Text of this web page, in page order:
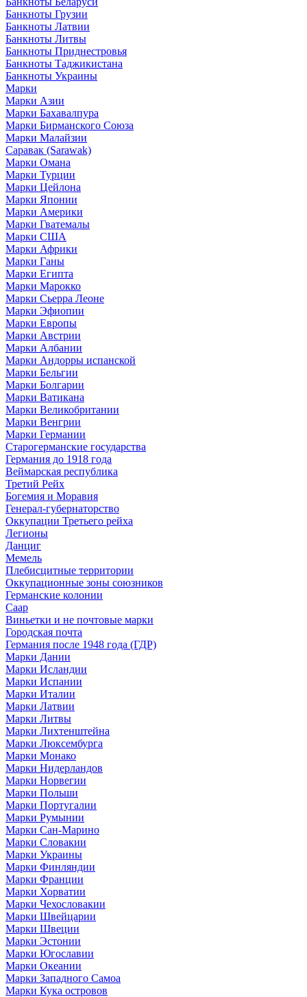
Банкноты Грузии
Банкноты Латвии
Банкноты Литвы
Банкноты Приднестровья
Банкноты Таджикистана
Банкноты Украины
Марки
Марки Азии
Марки Бахавалпура
Марки Бирманского Союза
Марки Малайзии
Саравак (Sarawak)
Марки Омана
Марки Турции
Марки Цейлона
Марки Японии
Марки Америки
Марки Гватемалы
Марки США
Марки Африки
Марки Ганы
Марки Египта
Марки Марокко
Марки Сьерра Леоне
Марки Эфиопии
Марки Европы
Марки Австрии
Марки Албании
Марки Андорры испанской
Марки Бельгии
Марки Болгарии
Марки Ватикана
Марки Великобритании
Марки Венгрии
Марки Германии
Старогерманские государства
Германия до 1918 года
Веймарская республика
Третий Рейх
Богемия и Моравия
Генерал-губернаторство
Оккупации Третьего рейха
Легионы
Данциг
Мемель
Плебисцитные территории
Оккупационные зоны союзников
Германские колонии
Саар
Виньетки и не почтовые марки
Городская почта
Германия после 1948 года (ГДР)
Марки Дании
Марки Исландии
Марки Испании
Марки Италии
Марки Латвии
Марки Литвы
Марки Лихтенштейна
Марки Люксембурга
Марки Монако
Марки Нидерландов
Марки Норвегии
Марки Польши
Марки Португалии
Марки Румынии
Марки Сан-Марино
Марки Словакии
Марки Украины
Марки Финляндии
Марки Франции
Марки Хорватии
Марки Чехословакии
Марки Швейцарии
Марки Швеции
Марки Эстонии
Марки Югославии
Марки Океании
Марки Западного Самоа
Марки Кука островов